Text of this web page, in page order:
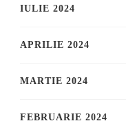
IULIE 2024
APRILIE 2024
MARTIE 2024
FEBRUARIE 2024